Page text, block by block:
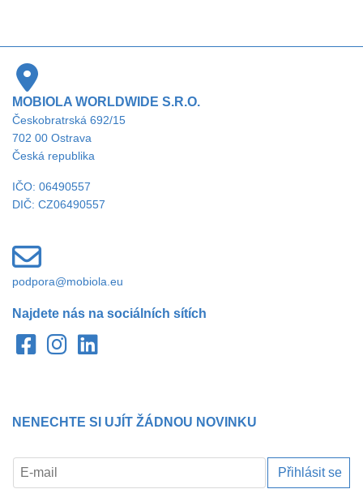
MOBIOLA WORLDWIDE S.R.O.
Českobratrská 692/15
702 00 Ostrava
Česká republika
IČO: 06490557
DIČ: CZ06490557
podpora@mobiola.eu
Najdete nás na sociálních sítích
NENECHTE SI UJÍT ŽÁDNOU NOVINKU